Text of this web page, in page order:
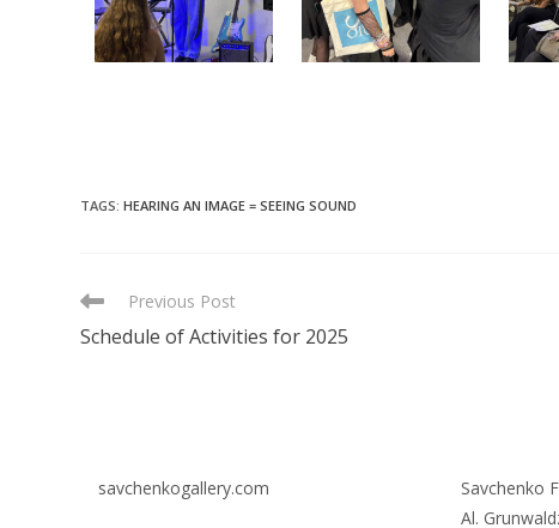
TAGS:HEARING AN IMAGE = SEEING SOUND
READ
ARTICLES
Previous Post
Schedule of Activities for 2025
savchenkogallery.com
Savchenko
Al.